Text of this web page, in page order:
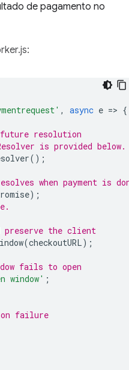
de pagamento no
, async e => {
resolution
is provided below.
();
when payment is
);
preserve the client
(checkoutURL);
fails to open
window' ;
failure